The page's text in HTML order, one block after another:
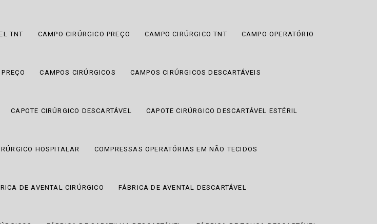
TNT CAMPO CIRÚRGICO PREÇO CAMPO CIRÚRGICO TNT CAMPO OPERATÓRIO
CAMPOS CIRÚRGICOS CAMPOS CIRÚRGICOS DESCARTÁVEIS
CAPOTE CIRÚRGICO DESCARTÁVEL CAPOTE CIRÚRGICO DESCARTÁVEL ESTÉRIL
HOSPITALAR COMPRESSAS OPERATÓRIAS EM NÃO TECIDOS
DE AVENTAL CIRÚRGICO FÁBRICA DE AVENTAL DESCARTÁVEL